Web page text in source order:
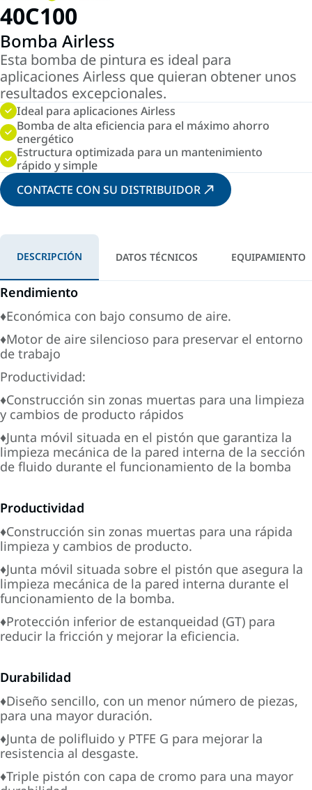
40C100
Bomba Airless
Esta bomba de pintura es ideal para
aplicaciones Airless que quieran obtener unos
resultados excepcionales.
Ideal para aplicaciones Airless
Bomba de alta eficiencia para el máximo ahorro
energético
Estructura optimizada para un mantenimiento
rápido y simple
CONTACTE CON SU DISTRIBUIDOR
DESCRIPCIÓN DATOS TÉCNICOS EQUIPAMIENTO
Rendimiento
♦Económica con bajo consumo de aire.
♦Motor de aire silencioso para preservar el entorno
de trabajo
Productividad:
♦Construcción sin zonas muertas para una limpieza
y cambios de producto rápidos
♦Junta móvil situada en el pistón que garantiza la
limpieza mecánica de la pared interna de la sección
de fluido durante el funcionamiento de la bomba
Productividad
♦Construcción sin zonas muertas para una rápida
limpieza y cambios de producto.
♦Junta móvil situada sobre el pistón que asegura la
limpieza mecánica de la pared interna durante el
funcionamiento de la bomba.
♦Protección inferior de estanqueidad (GT) para
reducir la fricción y mejorar la eficiencia.
Durabilidad
♦Diseño sencillo, con un menor número de piezas,
para una mayor duración.
♦Junta de polifluido y PTFE G para mejorar la
resistencia al desgaste.
♦Triple pistón con capa de cromo para una mayor